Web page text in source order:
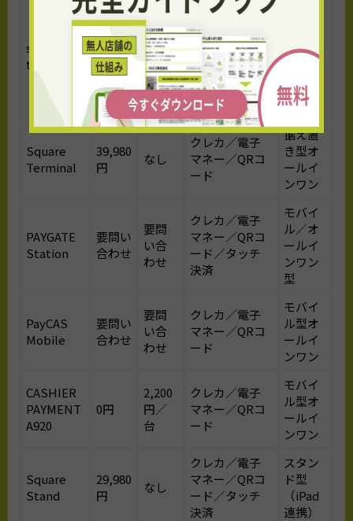
stera
terminal
0円
初年
度0円
／2年
目以
降
3,300
円
クレカ／電子
マネー／QRコ
ード
き型オ
ールイ
Square
Terminal
39,980
円
なし
クレカ／電子
マネー／QRコ
ード
据え置
き型オ
ールイ
ンワン
PAYGATE
Station
要問い
合わせ
要問
い合
わせ
クレカ／電子
マネー／QRコ
ード／タッチ
決済
モバイ
ル／オ
ールイ
ンワン
型
PayCAS
Mobile
要問い
合わせ
要問
い合
わせ
クレカ／電子
マネー／QRコ
ード
モバイ
ル型オ
ールイ
ンワン
CASHIER
PAYMENT
A920
0円
2,200
円／
台
クレカ／電子
マネー／QRコ
ード
モバイ
ル型オ
ールイ
ンワン
Square
Stand
29,980
円
なし
クレカ／電子
マネー／QRコ
ード／タッチ
決済
スタン
ド型
（iPad
連携）